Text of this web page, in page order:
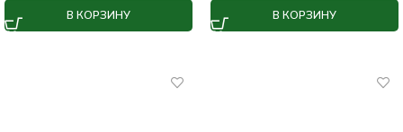
В КОРЗИНУ В КОРЗИНУ